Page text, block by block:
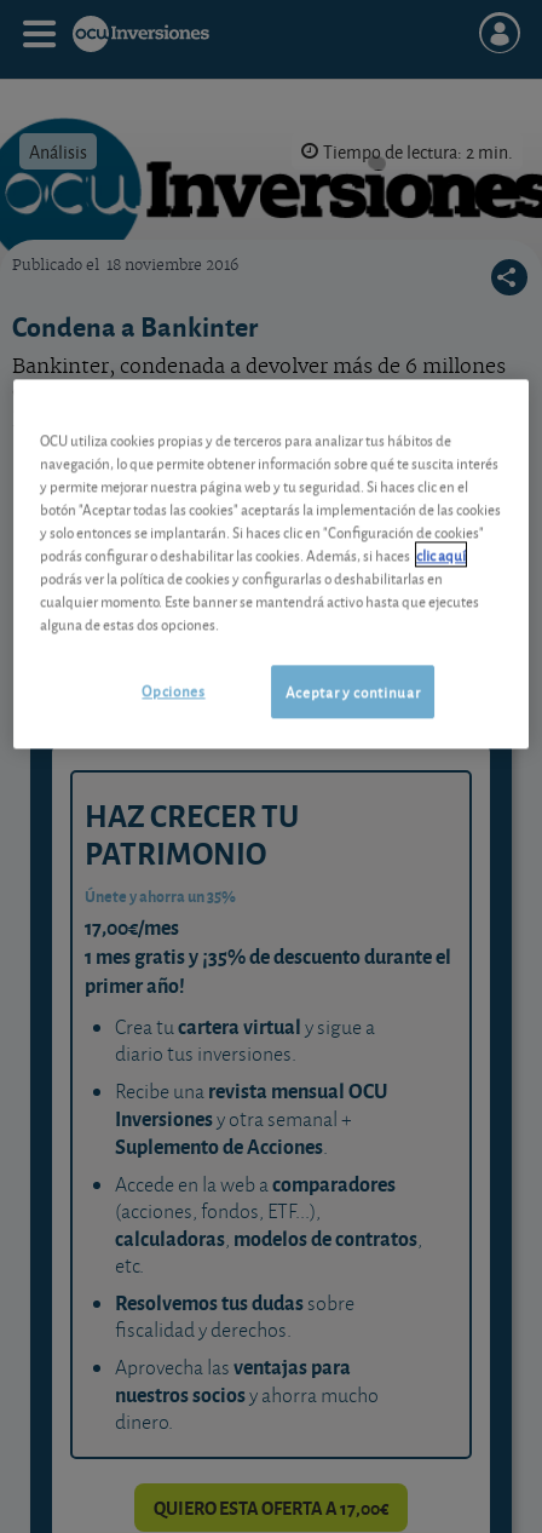
Análisis Tiempo de lectura: 2 min.
Publicado el 18 noviembre 2016
Condena a Bankinter
Bankinter, condenada a devolver más de 6 millones
Contenido reservado a SOCIOS
Gestiona tu dinero con visión
experta
para ti
HAZ CRECER TU
PATRIMONIO
Únete y ahorra un 35%
17,00€/mes
1 mes gratis y ¡35% de descuento durante el
primer año!
Crea tucartera virtualy sigue a
diario tus inversiones.
Recibe unarevista mensual OCU
Inversionesy otra semanal +
Suplemento de Acciones.
Accede en la web acomparadores
(acciones, fondos, ETF...),
calculadoras, modelos de contratos,
etc.
Resolvemos tus dudassobre
fiscalidad y derechos.
Aprovecha lasventajas para
nuestros sociosy ahorra mucho
dinero.
QUIERO ESTA OFERTA A 17,00€
OCU utiliza cookies propias y de terceros para analizar tus hábitos de
navegación, lo que permite obtener información sobre qué te suscita interés
y permite mejorar nuestra página web y tu seguridad. Si haces clic en el
botón "Aceptar todas las cookies" aceptarás la implementación de las cookies
y solo entonces se implantarán. Si haces clic en "Configuración de cookies"
podrás configurar o deshabilitar las cookies. Además, si haces clic aquí
podrás ver la política de cookies y configurarlas o deshabilitarlas en
cualquier momento. Este banner se mantendrá activo hasta que ejecutes
alguna de estas dos opciones.
Aceptar y continuar
Opciones